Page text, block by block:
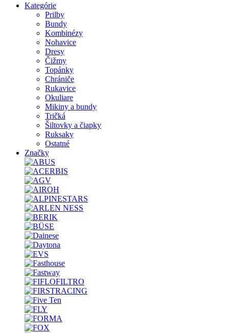
Kategórie
Prilby
Bundy
Kombinézy
Nohavice
Dresy
Čižmy
Topánky
Chrániče
Rukavice
Okuliare
Mikiny a bundy
Tričká
Šiltovky a čiapky
Ruksaky
Ostatné
Značky